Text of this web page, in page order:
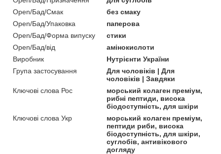
Open/Бад/Смак
без смаку
Open/Бад/Упаковка
паперова
Open/Бад/Форма випуску
стики
Open/Бад/від
амінокислоти
Виробник
Нутрієнти України
Група застосування
Для чоловіків | Для
чоловіків | Завдяки
Ключові слова Рос
морський колаген преміум,
рибні пептиди, висока
біодоступність, для шкіри
Ключові слова Укр
морський колаген преміум,
пептиди риби, висока
біодоступність, для шкіри,
суглобів, антивікового
догляду